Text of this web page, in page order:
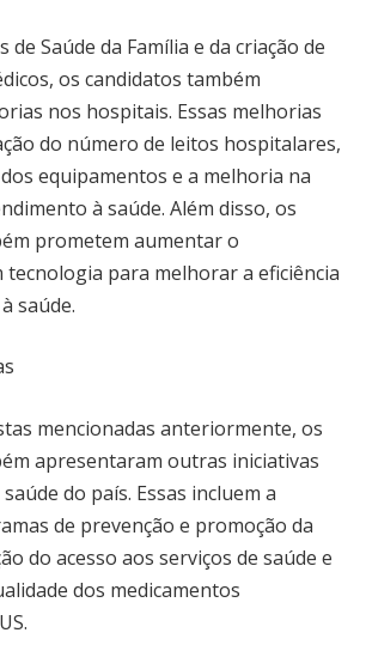
de Saúde da Família e da criação de
os candidatos também
nos hospitais. Essas melhorias
do número de leitos hospitalares,
equipamentos e a melhoria na
à saúde. Além disso, os
prometem aumentar o
tecnologia para melhorar a eficiência
saúde.
mencionadas anteriormente, os
apresentaram outras iniciativas
do país. Essas incluem a
de prevenção e promoção da
do acesso aos serviços de saúde e
dos medicamentos